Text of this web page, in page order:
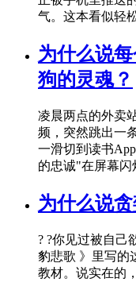
气。这本看似轻
为什么说
狗的灵魂？
凌晨两点的外卖
频，突然跳出一
一滑切到读书
的忠诚"在屏幕闪
为什么说
? ?你见过被自己
豹悲歌 》里写的
教材。说实在的